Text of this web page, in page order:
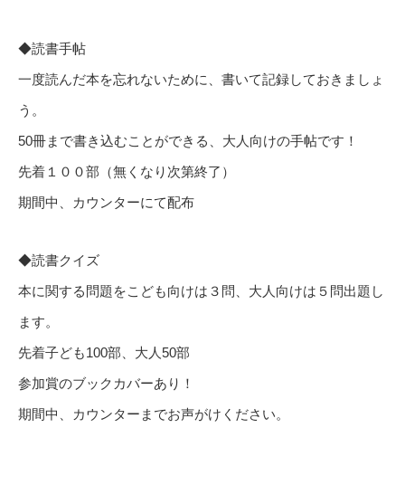
◆読書手帖
一度読んだ本を忘れないために、書いて記録しておきましょ
う。
50冊まで書き込むことができる、大人向けの手帖です！
先着１００部（無くなり次第終了）
期間中、カウンターにて配布
◆読書クイズ
本に関する問題をこども向けは３問、大人向けは５問出題し
ます。
先着子ども100部、大人50部
参加賞のブックカバーあり！
期間中、カウンターまでお声がけください。